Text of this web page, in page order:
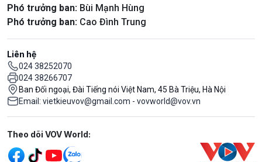
Phó trưởng ban: Bùi Mạnh Hùng
Phó trưởng ban: Cao Đình Trung
Liên hệ
024 38252070
024 38266707
Ban Đối ngoại, Đài Tiếng nói Việt Nam, 45 Bà Triệu, Hà Nội
Email: vietkieuvov@gmail.com - vovworld@vov.vn
Mạng xã hội
Theo dõi VOV World: